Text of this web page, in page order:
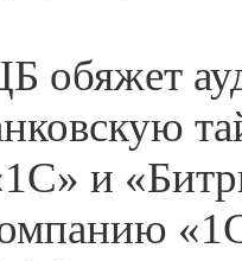
обяжет
и